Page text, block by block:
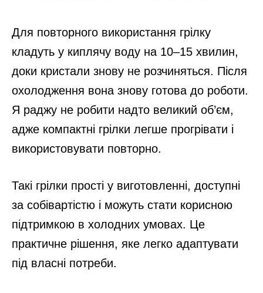
Для повторного використання грілку
кладуть у киплячу воду на 10–15 хвилин,
доки кристали знову не розчиняться. Після
охолодження вона знову готова до роботи.
Я раджу не робити надто великий об’єм,
адже компактні грілки легше прогрівати і
використовувати повторно.
Такі грілки прості у виготовленні, доступні
за собівартістю і можуть стати корисною
підтримкою в холодних умовах. Це
практичне рішення, яке легко адаптувати
під власні потреби.